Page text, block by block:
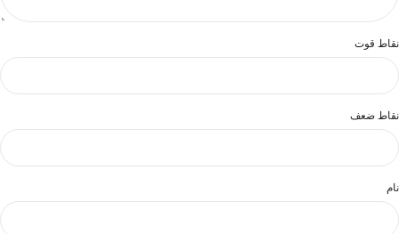
نقاط قوت
نقاط ضعف
نام